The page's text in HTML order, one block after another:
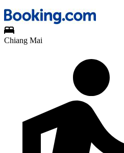
Chiang Mai